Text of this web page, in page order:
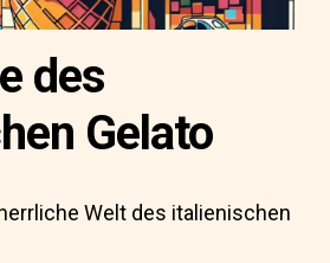
des
Gelato
Welt des italienischen